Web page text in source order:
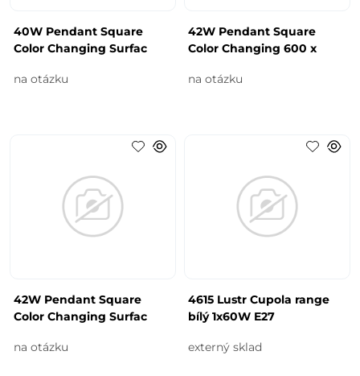
40W Pendant Square
Color Changing Surfac
na otázku
42W Pendant Square
Color Changing 600 x
na otázku
42W Pendant Square
Color Changing Surfac
na otázku
4615 Lustr Cupola range
bílý 1x60W E27
externý sklad